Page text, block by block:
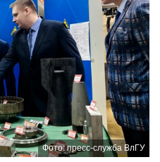
Фото: пресс-служба ВлГУ